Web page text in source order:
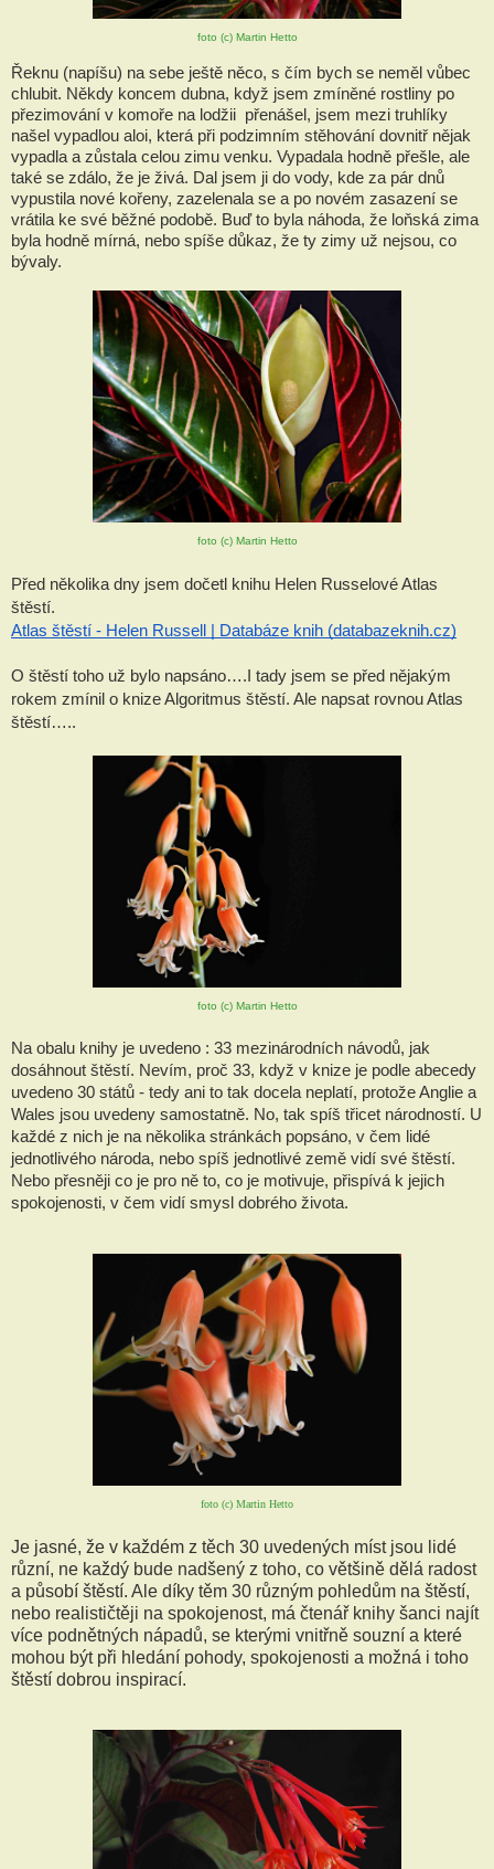
foto (c) Martin Hetto
Řeknu (napíšu) na sebe ještě něco, s čím bych se neměl vůbec
chlubit. Někdy koncem dubna, když jsem zmíněné rostliny po
přezimování v komoře na lodžii  přenášel, jsem mezi truhlíky
našel vypadlou aloi, která při podzimním stěhování dovnitř nějak
vypadla a zůstala celou zimu venku. Vypadala hodně přešle, ale
také se zdálo, že je živá. Dal jsem ji do vody, kde za pár dnů
vypustila nové kořeny, zazelenala se a po novém zasazení se
vrátila ke své běžné podobě. Buď to byla náhoda, že loňská zima
byla hodně mírná, nebo spíše důkaz, že ty zimy už nejsou, co
bývaly.
foto (c) Martin Hetto
Před několika dny jsem dočetl knihu Helen Russelové Atlas
štěstí.
Atlas štěstí - Helen Russell | Databáze knih (databazeknih.cz)
O štěstí toho už bylo napsáno….I tady jsem se před nějakým
rokem zmínil o knize Algoritmus štěstí. Ale napsat rovnou Atlas
štěstí…..
foto (c) Martin Hetto
Na obalu knihy je uvedeno : 33 mezinárodních návodů, jak
dosáhnout štěstí. Nevím, proč 33, když v knize je podle abecedy
uvedeno 30 států - tedy ani to tak docela neplatí, protože Anglie a
Wales jsou uvedeny samostatně. No, tak spíš třicet národností. U
každé z nich je na několika stránkách popsáno, v čem lidé
jednotlivého národa, nebo spíš jednotlivé země vidí své štěstí.
Nebo přesněji co je pro ně to, co je motivuje, přispívá k jejich
spokojenosti, v čem vidí smysl dobrého života.
foto (c) Martin Hetto
Je jasné, že v každém z těch 30 uvedených míst jsou lidé
různí, ne každý bude nadšený z toho, co většině dělá radost
a působí štěstí. Ale díky těm 30 různým pohledům na štěstí,
nebo realističtěji na spokojenost, má čtenář knihy šanci najít
více podnětných nápadů, se kterými vnitřně souzní a které
mohou být při hledání pohody, spokojenosti a možná i toho
štěstí dobrou inspirací.